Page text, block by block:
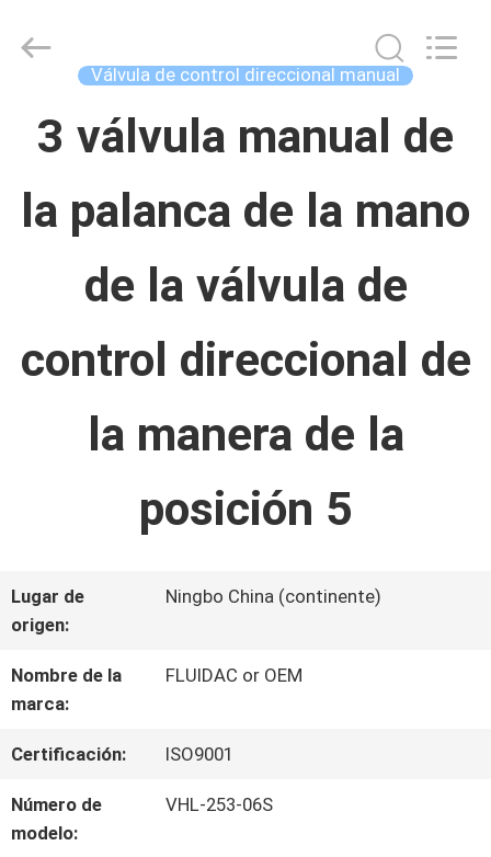
HOGAR
PRODUCTOS
SOBRE
NOSOTROS
DE
CALIDAD
ÉNTRENOS
Online
Market.
Developed
Válvula de control direccional manual
3 válvula manual de
la palanca de la mano
de la válvula de
control direccional de
la manera de la
posición 5
Lugar de
origen:
Ningbo China (continente)
Nombre de la
marca:
FLUIDAC or OEM
Certificación: ISO9001
Número de
modelo:
VHL-253-06S